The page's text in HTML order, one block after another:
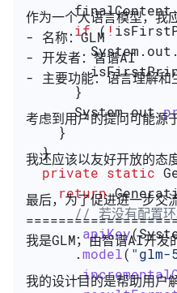
      finalContent
      if
( !
        System
. out .
      }
      System
.out.
    }
  }
  private
static
    return
// 若没有配置
      .
apiKey(
      .
model( "glm-
      .
作为一个大语言模型，我
- 名称：GLM
- 开发者：智谱AI
- 主要功能：语言理解和
考虑到用户的提问可能源
我还应该以友好开放的态
最后，为了促进进一步交
我是GLM，由智谱AI开发
我的设计目的是帮助用户